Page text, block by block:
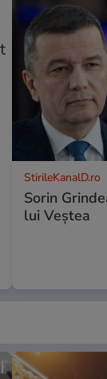
StirileKanalD.ro
Sorin
lui Veștea